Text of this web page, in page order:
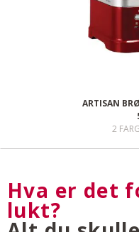
ARTISAN
2
Hva er det
lukt?